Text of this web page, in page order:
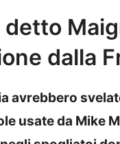
detto
dalla
avrebbero
usate da Mike